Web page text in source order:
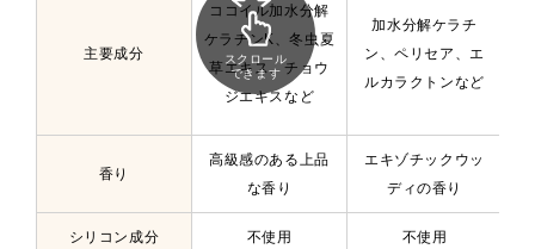
主要成分
ココイル加水分解
ケラチンK、冬虫夏
草エキス、チョウ
ジエキスなど
加水分解ケラチ
ン、ペリセア、エ
ルカラクトンなど
香り
高級感のある上品
な香り
エキゾチックウッ
ディの香り
シリコン成分 不使用 不使用
スクロール
できます